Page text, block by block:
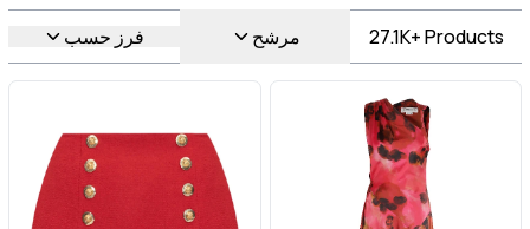
27.1K+Products مرشح فرز حسب